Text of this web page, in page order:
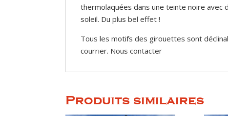
thermolaquées dans une teinte noire avec
soleil. Du plus bel effet !
Tous les motifs des girouettes sont
courrier. Nous contacter
Produits similaires